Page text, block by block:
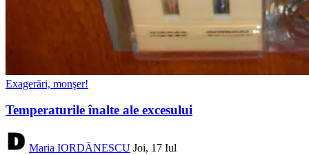
Exagerări, monşer!
Temperaturile înalte ale excesului
Maria IORDĂNESCU Joi, 17 Iul